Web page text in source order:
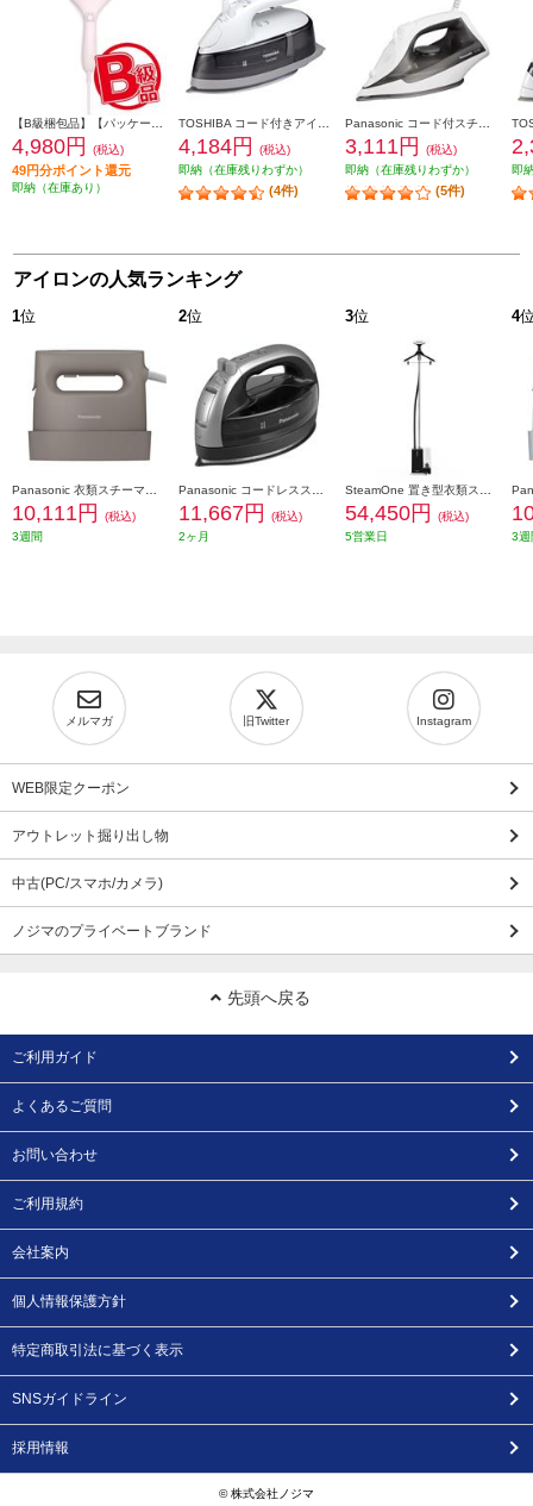
4,980円 (税込)
49円分ポイント還元
即納（在庫あり）
4,184円
(税込)
即納（在庫残りわずか）
(4件)
3,111円
(税込)
即納（在庫残りわずか）
(5件)
即
アイロンの人気ランキング
1位
10,111円
(税込)
3週間
2位
11,667円
(税込)
2ヶ月
3位
54,450円
(税込)
5営業日
4
3週
メルマガ 旧Twitter Instagram
WEB限定クーポン
アウトレット掘り出し物
中古(PC/スマホ/カメラ)
ノジマのプライベートブランド
先頭へ戻る
ご利用ガイド
よくあるご質問
お問い合わせ
ご利用規約
会社案内
個人情報保護方針
特定商取引法に基づく表示
SNSガイドライン
採用情報
© 株式会社ノジマ